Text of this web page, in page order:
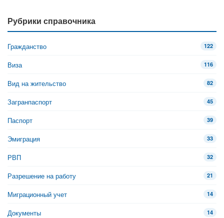
Рубрики справочника
Гражданство 122
Виза 116
Вид на жительство 82
Загранпаспорт 45
Паспорт 39
Эмиграция 33
РВП 32
Разрешение на работу 21
Миграционный учет 14
Документы 14